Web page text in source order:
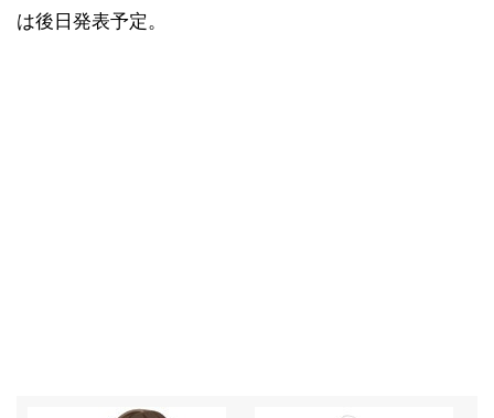
は後日発表予定。